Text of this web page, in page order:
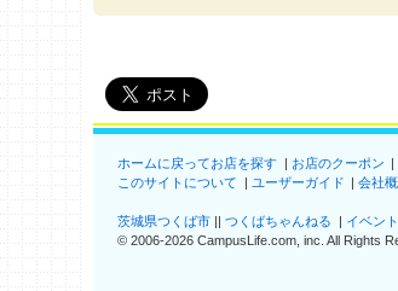
ホームに戻ってお店を探す お店のクーポン
このサイトについて
ユーザーガイド 会社
茨城県つくば市 つくばちゃんねる イベン
© 2006-2026 CampusLife.com, inc. All Rights